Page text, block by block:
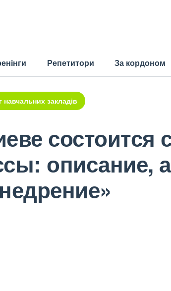
Репетитори За кордоном
навчальних закладів
состоится
описание,